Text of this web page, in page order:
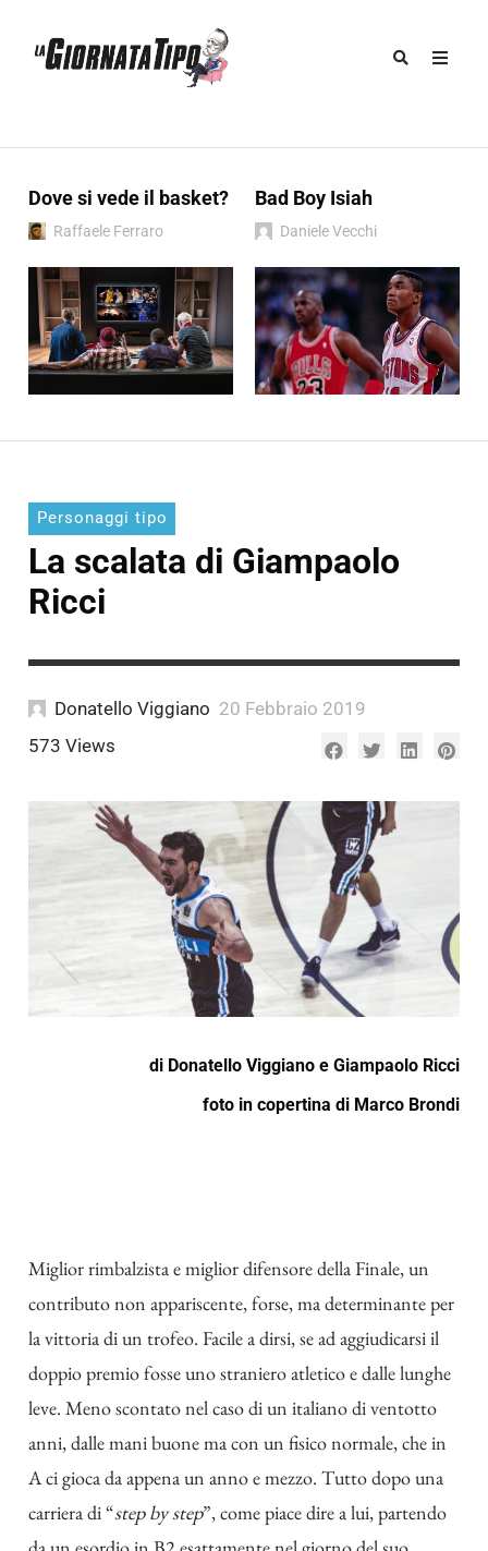
Dove si vede il basket?
Raffaele Ferraro
Bad Boy Isiah
Daniele Vecchi
Personaggi tipo
La scalata di Giampaolo
Ricci
Donatello Viggiano 20 Febbraio 2019
573 Views
di Donatello Viggiano e Giampaolo Ricci
foto in copertina di Marco Brondi
Miglior rimbalzista e miglior difensore della Finale, un
contributo non appariscente, forse, ma determinante per
la vittoria di un trofeo. Facile a dirsi, se ad aggiudicarsi il
doppio premio fosse uno straniero atletico e dalle lunghe
leve. Meno scontato nel caso di un italiano di ventotto
anni, dalle mani buone ma con un fisico normale, che in
A ci gioca da appena un anno e mezzo. Tutto dopo una
carriera di “step by step”, come piace dire a lui, partendo